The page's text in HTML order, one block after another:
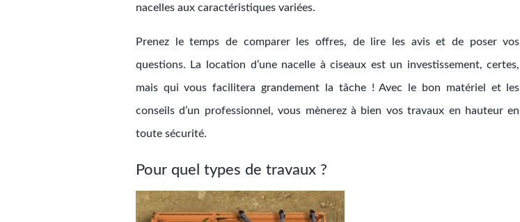
nacelles aux caractéristiques variées.
Prenez le temps de comparer les offres, de lire les avis et de poser vos
questions. La location d’une nacelle à ciseaux est un investissement, certes,
mais qui vous facilitera grandement la tâche ! Avec le bon matériel et les
conseils d’un professionnel, vous mènerez à bien vos travaux en hauteur en
toute sécurité.
Pour quel types de travaux ?